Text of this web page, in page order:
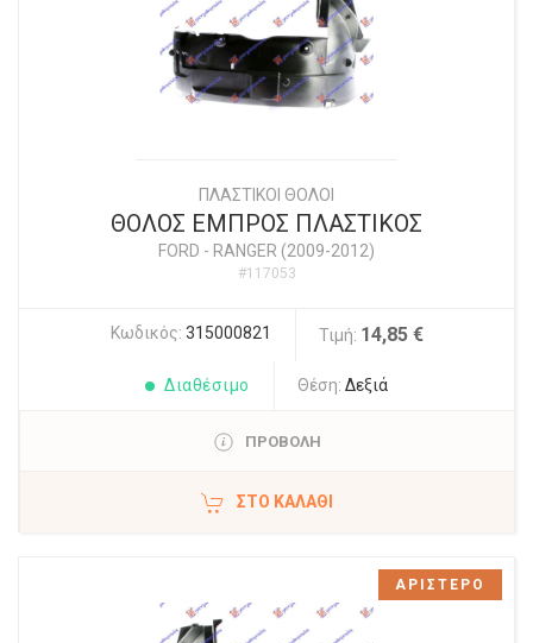
ΠΛΑΣΤΙΚΟΙ ΘΟΛΟΙ
ΘΟΛΟΣ ΕΜΠΡΟΣ ΠΛΑΣΤΙΚΟΣ
FORD - RANGER (2009-2012)
#117053
Κωδικός: 315000821 Τιμή: 14,85 €
Διαθέσιμο Θέση: Δεξιά
ΠΡΟΒΟΛΗ
ΣΤΟ ΚΑΛΆΘΙ
ΑΡΙΣΤΕΡΟ